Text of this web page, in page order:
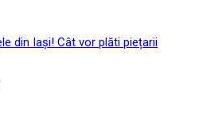
din Iași! Cât vor plăti piețarii